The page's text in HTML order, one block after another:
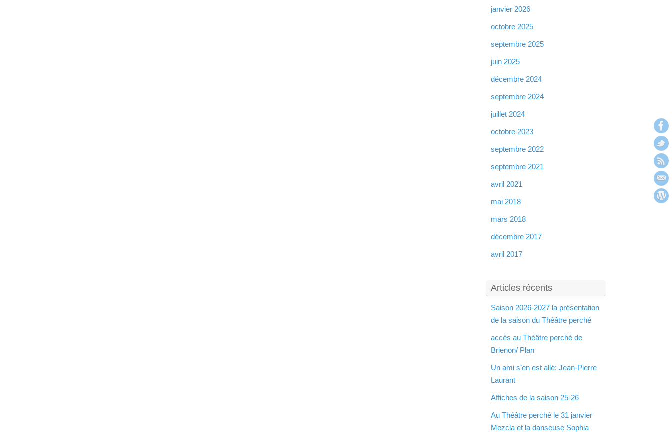
janvier 2026
octobre 2025
septembre 2025
juin 2025
décembre 2024
septembre 2024
juillet 2024
octobre 2023
septembre 2022
septembre 2021
avril 2021
mai 2018
mars 2018
décembre 2017
avril 2017
Articles récents
Saison 2026-2027 la présentation
de la saison du Théâtre perché
accès au Théâtre perché de
Brienon/ Plan
Un ami s’en est allé: Jean-Pierre
Laurant
Affiches de la saison 25-26
Au Théâtre perché le 31 janvier
Mezcla et la danseuse Sophia